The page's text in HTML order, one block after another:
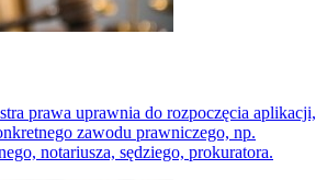
prawa uprawnia do rozpoczęcia aplikacji,
zawodu prawniczego, np.
notariusza, sędziego, prokuratora.